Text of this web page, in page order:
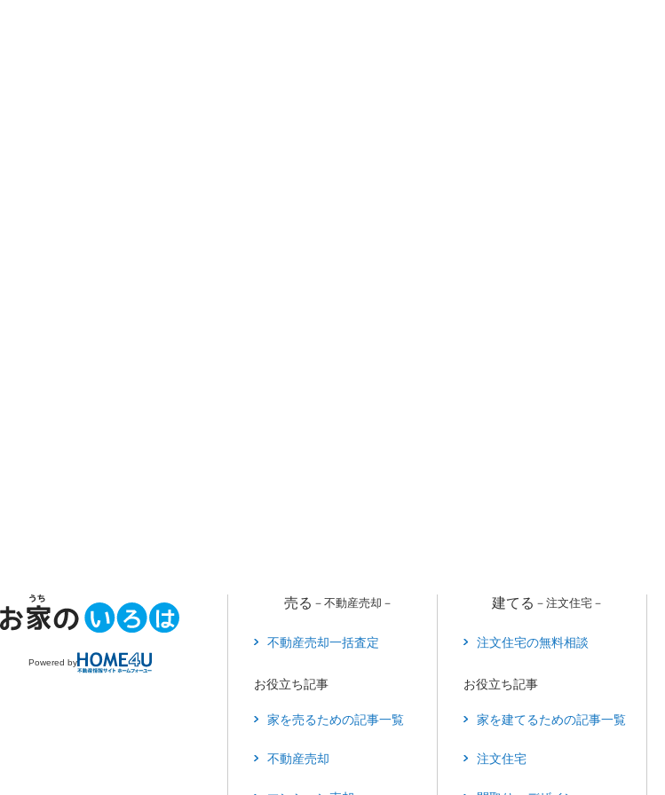
Powered by
売る －不動産売却－
不動産売却一括査定
お役立ち記事
家を売るための記事一覧
不動産売却
建てる －注文住宅－
注文住宅の無料相談
お役立ち記事
家を建てるための記事一覧
注文住宅